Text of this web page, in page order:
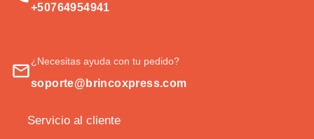
+50764954941
¿Necesitas ayuda con tu pedido?
soporte@brincoxpress.com
Servicio al cliente